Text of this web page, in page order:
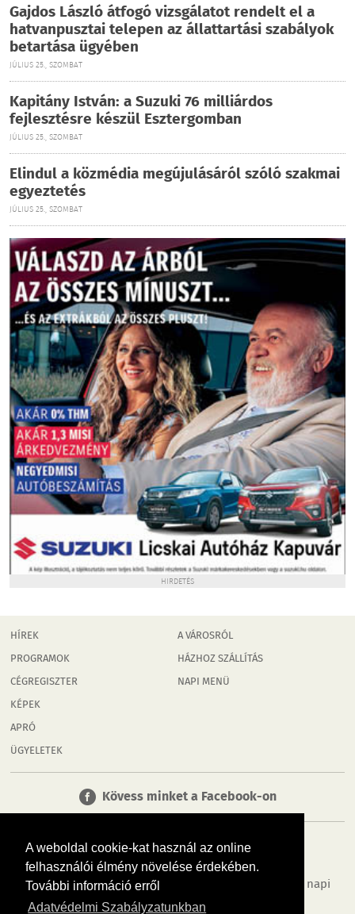
A weboldal cookie-kat használ az online
felhasználói élmény növelése érdekében.
További információ erről
Adatvédelmi Szabályzatunkban
Gajdos László átfogó vizsgálatot rendelt el a
hatvanpusztai telepen az állattartási szabályok
betartása ügyében
JÚLIUS 25., SZOMBAT
Kapitány István: a Suzuki 76 milliárdos
fejlesztésre készül Esztergomban
JÚLIUS 25., SZOMBAT
Elindul a közmédia megújulásáról szóló szakmai
egyeztetés
JÚLIUS 25., SZOMBAT
HIRDETÉS
HÍREK
PROGRAMOK
CÉGREGISZTER
KÉPEK
APRÓ
ÜGYELETEK
A VÁROSRÓL
HÁZHOZ SZÁLLÍTÁS
NAPI MENÜ
Kövess minket a Facebook-on
Tudj meg többet városodról! Hírek, programok, képek, napi
menü, cégek…. és minden, ami Rábaköz